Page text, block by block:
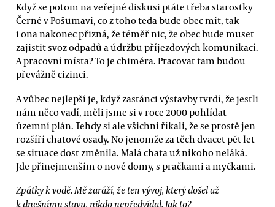
Když se potom na veřejné diskusi ptáte třeba starostky
Černé v Pošumaví, co z toho teda bude obec mít, tak
i ona nakonec přizná, že téměř nic, že obec bude muset
zajistit svoz odpadů a údržbu příjezdových komunikací.
A pracovní místa? To je chiméra. Pracovat tam budou
převážně cizinci.
A vůbec nejlepší je, když zastánci výstavby tvrdí, že jestli
nám něco vadí, měli jsme si v roce 2000 pohlídat
územní plán. Tehdy si ale všichni říkali, že se prostě jen
rozšíří chatové osady. No jenomže za těch dvacet pět let
se situace dost změnila. Malá chata už nikoho neláká.
Jde přinejmenším o nové domy, s pračkami a myčkami.
Zpátky k vodě. Mě zaráží, že ten vývoj, který došel až
k dnešnímu stavu, nikdo nepředvídal. Jak to?